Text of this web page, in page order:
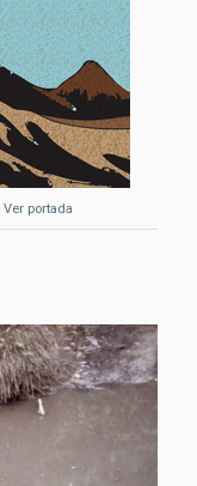
Ver portada